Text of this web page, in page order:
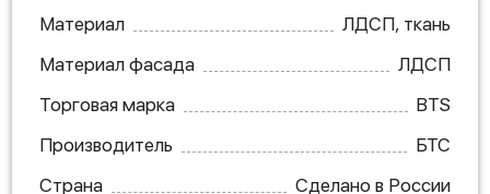
Материал
ЛДСП, ткань
Материал фасада
ЛДСП
Торговая марка
BTS
Производитель
БТС
Страна
Сделано в России